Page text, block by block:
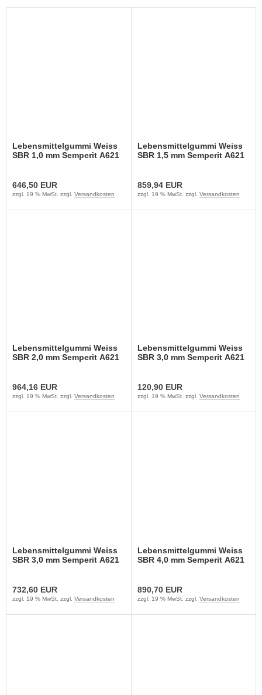
Lebensmittelgummi Weiss
SBR 1,0 mm Semperit A621
646,50 EUR
zzgl. 19 % MwSt. zzgl. Versandkosten
Lebensmittelgummi Weiss
SBR 1,5 mm Semperit A621
859,94 EUR
zzgl. 19 % MwSt. zzgl. Versandkosten
Lebensmittelgummi Weiss
SBR 2,0 mm Semperit A621
964,16 EUR
zzgl. 19 % MwSt. zzgl. Versandkosten
Lebensmittelgummi Weiss
SBR 3,0 mm Semperit A621
120,90 EUR
zzgl. 19 % MwSt. zzgl. Versandkosten
Lebensmittelgummi Weiss
SBR 3,0 mm Semperit A621
732,60 EUR
zzgl. 19 % MwSt. zzgl. Versandkosten
Lebensmittelgummi Weiss
SBR 4,0 mm Semperit A621
890,70 EUR
zzgl. 19 % MwSt. zzgl. Versandkosten